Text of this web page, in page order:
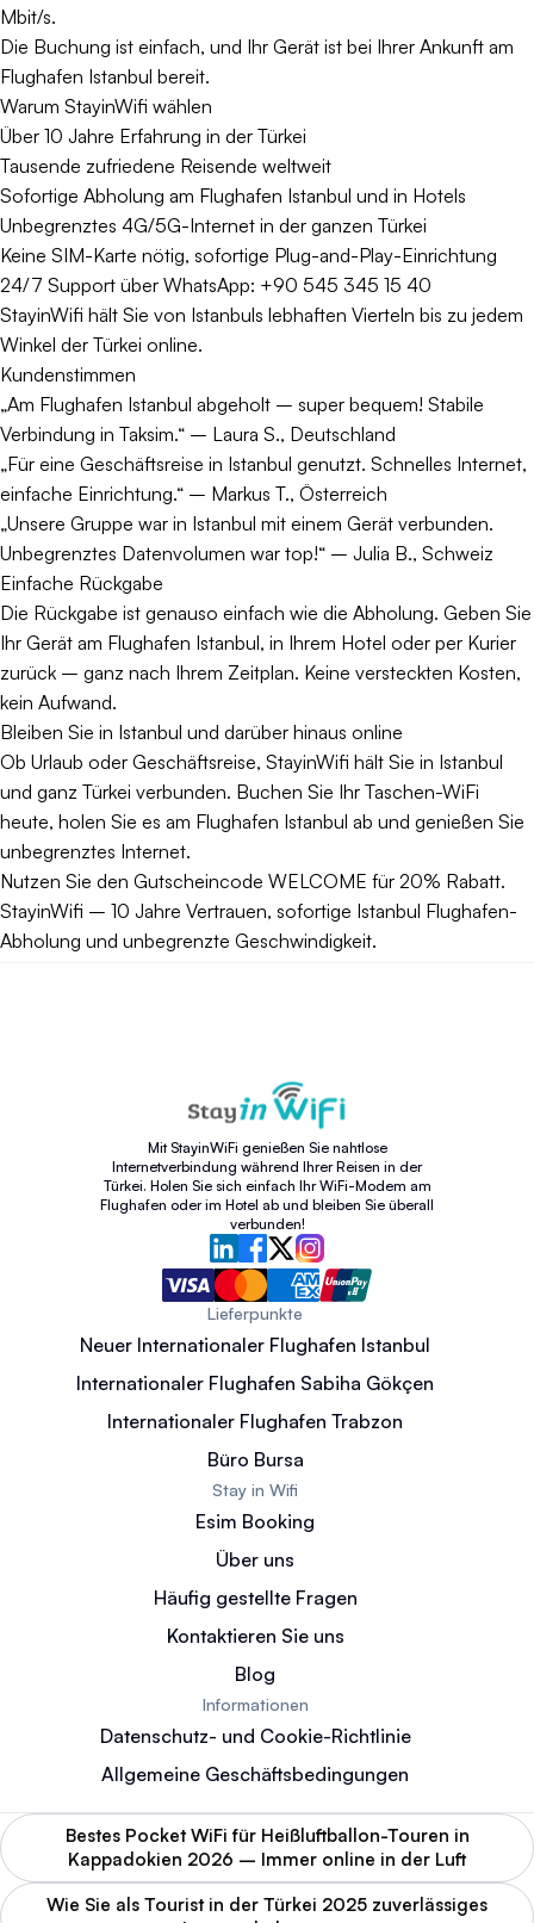
Mbit/s.
Die Buchung ist einfach, und Ihr Gerät ist bei Ihrer Ankunft am
Flughafen Istanbul bereit.
Warum StayinWifi wählen
Über 10 Jahre Erfahrung in der Türkei
Tausende zufriedene Reisende weltweit
Sofortige Abholung am Flughafen Istanbul und in Hotels
Unbegrenztes 4G/5G-Internet in der ganzen Türkei
Keine SIM-Karte nötig, sofortige Plug-and-Play-Einrichtung
24/7 Support über WhatsApp: +90 545 345 15 40
StayinWifi hält Sie von Istanbuls lebhaften Vierteln bis zu jedem
Winkel der Türkei online.
Kundenstimmen
„Am Flughafen Istanbul abgeholt – super bequem! Stabile
Verbindung in Taksim.“ – Laura S., Deutschland
„Für eine Geschäftsreise in Istanbul genutzt. Schnelles Internet,
einfache Einrichtung.“ – Markus T., Österreich
„Unsere Gruppe war in Istanbul mit einem Gerät verbunden.
Unbegrenztes Datenvolumen war top!“ – Julia B., Schweiz
Einfache Rückgabe
Die Rückgabe ist genauso einfach wie die Abholung. Geben Sie
Ihr Gerät am Flughafen Istanbul, in Ihrem Hotel oder per Kurier
zurück – ganz nach Ihrem Zeitplan. Keine versteckten Kosten,
kein Aufwand.
Bleiben Sie in Istanbul und darüber hinaus online
Ob Urlaub oder Geschäftsreise, StayinWifi hält Sie in Istanbul
und ganz Türkei verbunden. Buchen Sie Ihr Taschen-WiFi
heute, holen Sie es am Flughafen Istanbul ab und genießen Sie
unbegrenztes Internet.
Nutzen Sie den Gutscheincode WELCOME für 20% Rabatt.
StayinWifi – 10 Jahre Vertrauen, sofortige Istanbul Flughafen-
Abholung und unbegrenzte Geschwindigkeit.
Mit StayinWiFi genießen Sie nahtlose
Internetverbindung während Ihrer Reisen in der
Türkei. Holen Sie sich einfach Ihr WiFi-Modem am
Flughafen oder im Hotel ab und bleiben Sie überall
verbunden!
Lieferpunkte
Neuer Internationaler Flughafen Istanbul
Internationaler Flughafen Sabiha Gökçen
Internationaler Flughafen Trabzon
Büro Bursa
Stay in Wifi
Esim Booking
Über uns
Häufig gestellte Fragen
Kontaktieren Sie uns
Blog
Informationen
Datenschutz- und Cookie-Richtlinie
Allgemeine Geschäftsbedingungen
Bestes Pocket WiFi für Heißluftballon-Touren in
Kappadokien 2026 – Immer online in der Luft
Wie Sie als Tourist in der Türkei 2025 zuverlässiges